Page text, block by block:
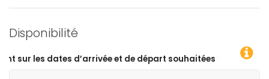
Disponibilité
!